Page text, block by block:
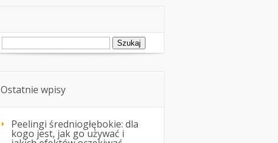
Szukaj:
Ostatnie wpisy
Peelingi średniogłębokie: dla
kogo jest, jak go używać i